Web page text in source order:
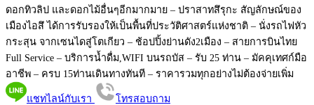
ดอกทิวลิป และดอกไม้อื่นๆอีกมากมาย – ปราสาทสึรุกะ สัญลักษณ์ของ
เมืองไอสึ ได้การรับรองให้เป็นพื้นที่ประวัติศาสตร์แห่งชาติ – นั่งรถไฟหัว
กระสุน จากเซนไดสู่โตเกียว – ช้อปปิ้งย่านดัง2เมือง – สายการบินไทย
Full Service – บริการน้ำดื่ม,WIFI บนรถบัส – รับ 25 ท่าน – มัคคุเทศก์มือ
อาชีพ – ครบ 15ท่านเดินทางทันที – ราคารวมทุกอย่างไม่ต้องจ่ายเพิ่ม
แชทไลน์กับเรา โทรสอบถาม